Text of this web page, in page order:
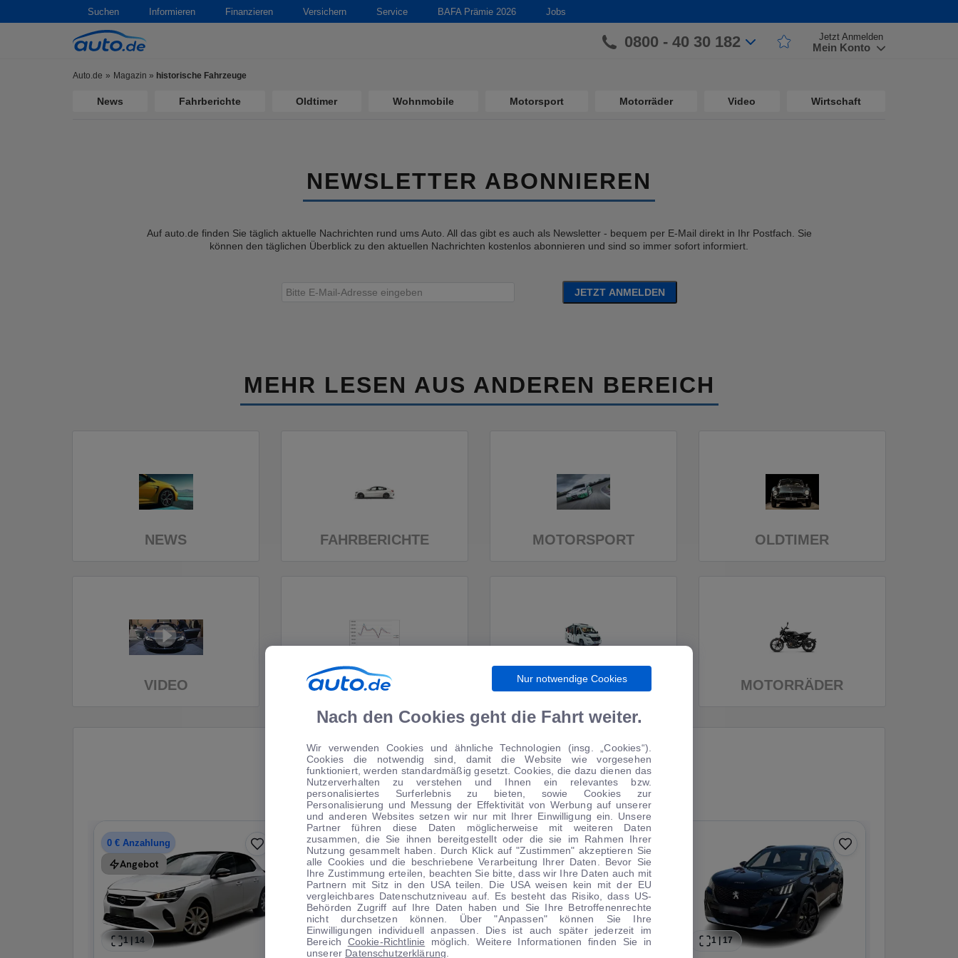
Suchen Informieren Finanzieren Versichern Service BAFA Prämie 2026 Jobs
0800 - 40 30 182 Jetzt Anmelden
Mein Konto
Auto.de Magazin » historische Fahrzeuge
News Fahrberichte Oldtimer Wohnmobile Motorsport Motorräder Video Wirtschaft
NEWSLETTER ABONNIEREN
Auf auto.de finden Sie täglich aktuelle Nachrichten rund ums Auto. All das gibt es auch als Newsletter - bequem per E-Mail direkt in Ihr Postfach. Sie
können den täglichen Überblick zu den aktuellen Nachrichten kostenlos abonnieren und sind so immer sofort informiert.
JETZT ANMELDEN
MEHR LESEN AUS ANDEREN BEREICH
NEWS FAHRBERICHTE MOTORSPORT OLDTIMER
VIDEO WIRTSCHAFT WOHNMOBILE MOTORRÄDER
TIPPS VOM AUTOMARKT
0 € Anzahlung
Angebot
1 14 1|20 1 |11 1|17
Nur notwendige Cookies
Nach den Cookies geht die Fahrt weiter.
Wir verwenden Cookies und ähnliche Technologien (insg. „Cookies“).
Cookies die notwendig sind, damit die Website wie vorgesehen
funktioniert, werden standardmäßig gesetzt. Cookies, die dazu dienen das
Nutzerverhalten zu verstehen und Ihnen ein relevantes bzw.
personalisiertes Surferlebnis zu bieten, sowie Cookies zur
Personalisierung und Messung der Effektivität von Werbung auf unserer
und anderen Websites setzen wir nur mit Ihrer Einwilligung ein. Unsere
Partner führen diese Daten möglicherweise mit weiteren Daten
zusammen, die Sie ihnen bereitgestellt oder die sie im Rahmen Ihrer
Nutzung gesammelt haben. Durch Klick auf "Zustimmen" akzeptieren Sie
alle Cookies und die beschriebene Verarbeitung Ihrer Daten. Bevor Sie
Ihre Zustimmung erteilen, beachten Sie bitte, dass wir Ihre Daten auch mit
Partnern mit Sitz in den USA teilen. Die USA weisen kein mit der EU
vergleichbares Datenschutzniveau auf. Es besteht das Risiko, dass US-
Behörden Zugriff auf Ihre Daten haben und Sie Ihre Betroffenenrechte
nicht durchsetzen können. Über "Anpassen" können Sie Ihre
Einwilligungen individuell anpassen. Dies ist auch später jederzeit im
Bereich Cookie-Richtlinie möglich. Weitere Informationen finden Sie in
unserer Datenschutzerklärung